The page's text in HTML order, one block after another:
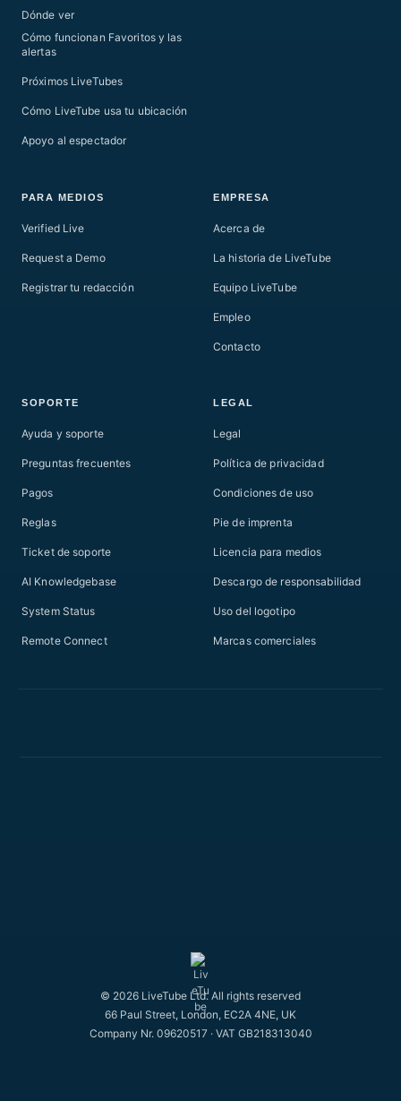
Dónde ver
Cómo funcionan Favoritos y las
alertas
Próximos LiveTubes
Cómo LiveTube usa tu ubicación
Apoyo al espectador
PARA MEDIOS
Verified Live
Request a Demo
Registrar tu redacción
EMPRESA
Acerca de
La historia de LiveTube
Equipo LiveTube
Empleo
Contacto
SOPORTE
Ayuda y soporte
Preguntas frecuentes
Pagos
Reglas
Ticket de soporte
AI Knowledgebase
System Status
Remote Connect
LEGAL
Legal
Política de privacidad
Condiciones de uso
Pie de imprenta
Licencia para medios
Descargo de responsabilidad
Uso del logotipo
Marcas comerciales
© 2026 LiveTube Ltd. All rights reserved
66 Paul Street, London, EC2A 4NE, UK
Company Nr. 09620517 · VAT GB218313040